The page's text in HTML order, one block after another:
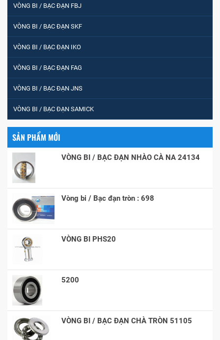
VÒNG BI / BẠC ĐẠN FBJ
VÒNG BI / BẠC ĐẠN SKF
VÒNG BI / BẠC ĐẠN IKO
VÒNG BI / BẠC ĐẠN FAG
VÒNG BI / BẠC ĐẠN JNS
VÒNG BI / BẠC ĐẠN SAMICK
SẢN PHẨM MỚI
VÒNG BI / BẠC ĐẠN NHÀO CÀ NA 24134
Vòng bi / Bạc đạn tròn : 698
VÒNG BI PHS20
5200
VÒNG BI / BẠC ĐẠN CHÀ TRÒN 51105